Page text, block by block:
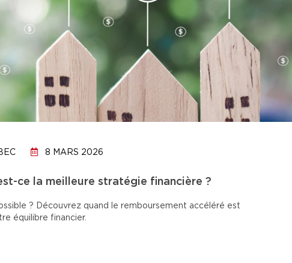
8 MARS 2026
ce la meilleure stratégie financière ?
? Découvrez quand le remboursement accéléré est
équilibre financier.